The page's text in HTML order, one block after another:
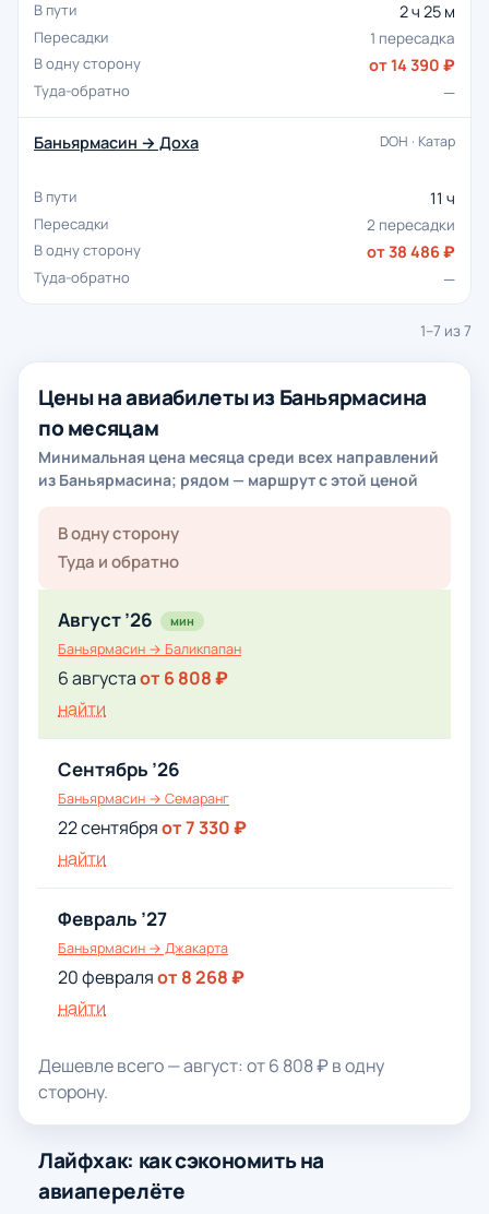
2 ч 25 м
1 пересадка
от 14 390 ₽
—
Баньярмасин → Доха DOH · Катар
11 ч
2 пересадки
от 38 486 ₽
—
1–7 из 7
Цены на авиабилеты из Баньярмасина
по месяцам
Минимальная цена месяца среди всех направлений
из Баньярмасина; рядом — маршрут с этой ценой
В одну сторону
Туда и обратно
Август ’26 мин
Баньярмасин → Баликпапан
6 августаот 6 808 ₽
найти
Сентябрь ’26
Баньярмасин → Семаранг
22 сентябряот 7 330 ₽
найти
Февраль ’27
Баньярмасин → Джакарта
20 февраляот 8 268 ₽
найти
Дешевле всего — август: от 6 808 ₽ в одну
сторону.
Лайфхак: как сэкономить на
авиаперелёте